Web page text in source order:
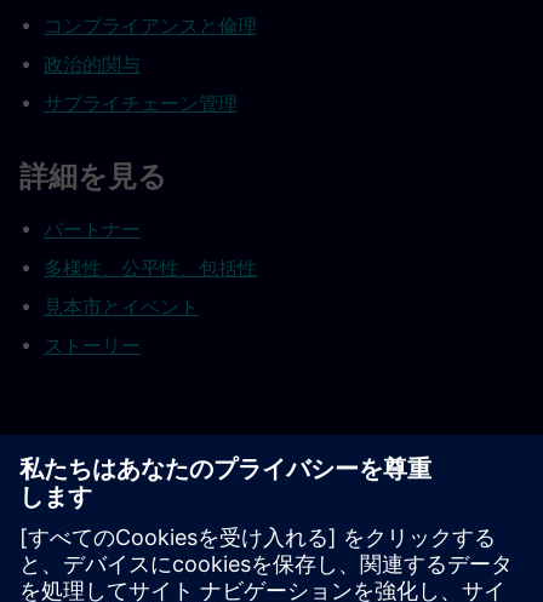
コンプライアンスと倫理
政治的関与
サプライチェーン管理
詳細を見る
パートナー
多様性、公平性、包括性
見本市とイベント
ストーリー
脚注